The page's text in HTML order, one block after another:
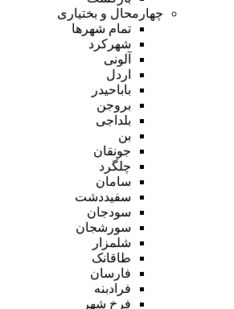
چهارمحال و بختیاری
تمام شهر‌ها
شهرکرد
آلونی
اردل
باباحیدر
بروجن
بلداجی
بن
جونقان
چلگرد
سامان
سفیددشت
سودجان
سورشجان
شلمزار
طاقانک
فارسان
فرادبنه
فرخ شهر